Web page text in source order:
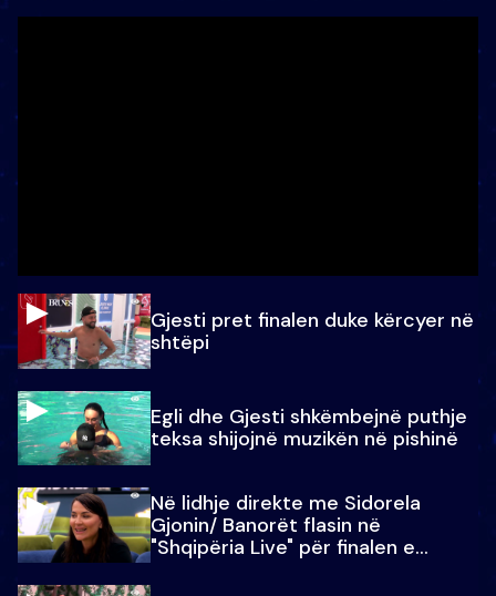
Gjesti pret finalen duke kërcyer në
shtëpi
Egli dhe Gjesti shkëmbejnë puthje
teksa shijojnë muzikën në pishinë
Në lidhje direkte me Sidorela
Gjonin/ Banorët flasin në
"Shqipëria Live" për finalen e